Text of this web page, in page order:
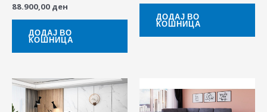
88.900,00 ден
ДОДАЈ ВО
КОШНИЦА
ДОДАЈ ВО
КОШНИЦА